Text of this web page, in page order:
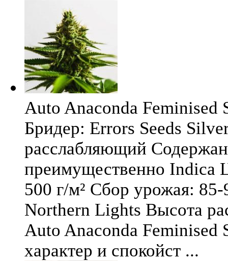
Auto Anaconda Feminised
Бридер: Errors Seeds
расслабляющий
преимущественно Indica
500 г/м² Сбор урожая:
Northern Lights Высота
Auto Anaconda
характер и спокойст ...